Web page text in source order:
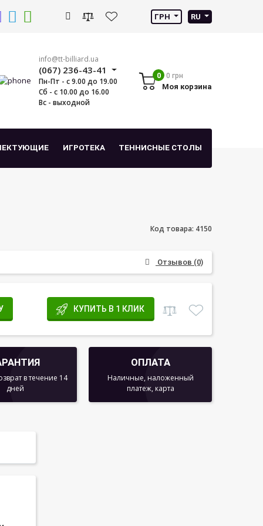
ГРН RU
info@tt-billiard.ua
(067) 236-43-41
Пн-Пт - с 9.00 до 19.00
Сб - с 10.00 до 16.00
Вс - выходной
0 0 грн
Моя корзина
ИГРОТЕКА ТЕННИСНЫЕ СТОЛЫ
Код товара: 4150
Отзывов (0)
КУПИТЬ В 1 КЛИК
в течение 14
дней
ОПЛАТА
Наличные, наложенный
платеж, карта